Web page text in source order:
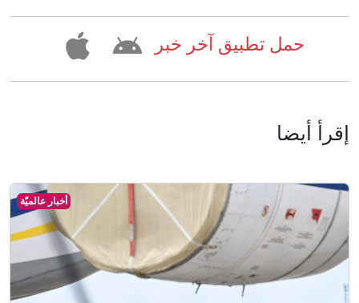
حمل تطبيق آخر خبر
إقرأ أيضا
أخبار عالميّة